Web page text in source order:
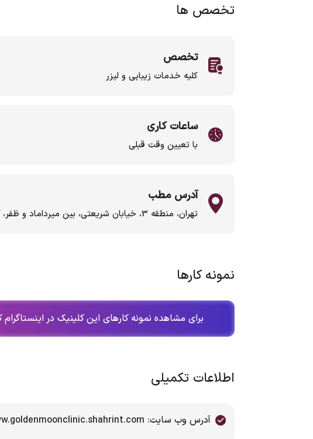
تخصص ها
تخصص
کلیه خدمات زیبایی و لیزر
ساعات کاری
با تعیین وقت قبلی
آدرس مطب
تهران، منطقه 3، خیابان شریعتی، بین میرداماد و ظفر، کلینیک زیبایی ماه طلایی
نمونه کارها
برای مشاهده نمونه کارهای این کلینیک در
اطلاعات تکمیلی
آدرس وب سایت: www.goldenmoonclinic.shahrint.com